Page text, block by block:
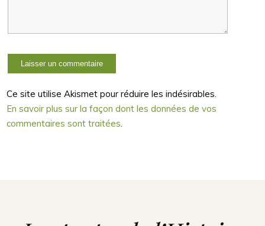
Ce site utilise Akismet pour réduire les indésirables.
En savoir plus sur la façon dont les données de vos
commentaires sont traitées